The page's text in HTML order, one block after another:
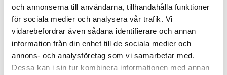
och annonserna till användarna, tillhandahålla funktioner
för sociala medier och analysera vår trafik. Vi
vidarebefordrar även sådana identifierare och annan
information från din enhet till de sociala medier och
annons- och analysföretag som vi samarbetar med.
Dessa kan i sin tur kombinera informationen med annan